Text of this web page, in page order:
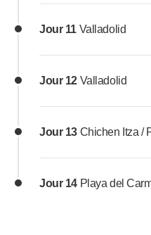
Jour 11 Valladolid
Jour 12 Valladolid
Jour 13 Chichen Itza /
Jour 14 Playa del